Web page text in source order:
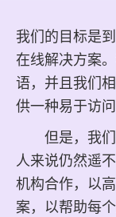
我们的目标是
在线解决方案
语，并且我们
供一种易于访
但是，我
人来说仍然遥
机构合作，以
案，以帮助每